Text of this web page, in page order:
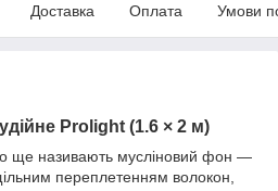
Доставка Оплата Умови
Prolight (1.6 × 2 м)
ще називають мусліновий фон —
переплетенням волокон,